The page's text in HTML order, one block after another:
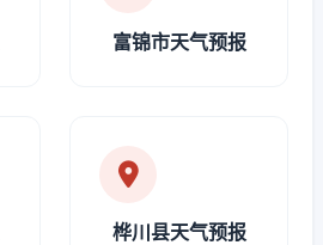
富锦市天气预报
桦川县天气预报